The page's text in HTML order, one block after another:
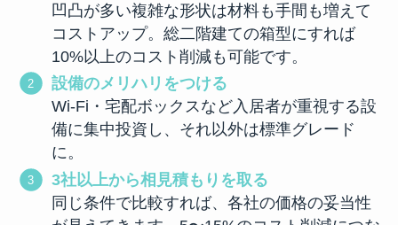
凹凸が多い複雑な形状は材料も手間も増えて
コストアップ。総二階建ての箱型にすれば
10%以上のコスト削減も可能です。
設備のメリハリをつける
Wi-Fi・宅配ボックスなど入居者が重視する設
備に集中投資し、それ以外は標準グレード
に。
3社以上から相見積もりを取る
同じ条件で比較すれば、各社の価格の妥当性